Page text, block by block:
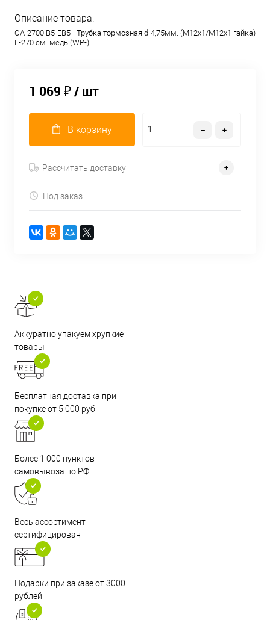
Описание товара:
OA-2700 B5-EB5 - Трубка тормозная d-4,75мм. (М12х1/М12х1 гайка)
L-270 см. медь (WP-)
1 069 ₽/ шт
В корзину
Рассчитать доставку
Под заказ
Аккуратно упакуем хрупкие
товары
Бесплатная доставка при
покупке от 5 000 руб
Более 1 000 пунктов
самовывоза по РФ
Весь ассортимент
сертифицирован
Подарки при заказе от 3000
рублей